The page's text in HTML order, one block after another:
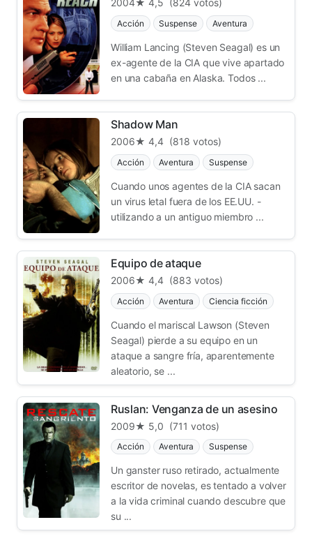
2004★ 4,5 (824 votos)
Acción Suspense Aventura
William Lancing (Steven Seagal) es un
ex-agente de la CIA que vive apartado
en una cabaña en Alaska. Todos ...
Shadow Man
2006★ 4,4 (818 votos)
Acción Aventura Suspense
Cuando unos agentes de la CIA sacan
un virus letal fuera de los EE.UU. -
utilizando a un antiguo miembro ...
Equipo de ataque
2006★ 4,4 (883 votos)
Acción Aventura Ciencia ficción
Cuando el mariscal Lawson (Steven
Seagal) pierde a su equipo en un
ataque a sangre fría, aparentemente
aleatorio, se ...
Ruslan: Venganza de un asesino
2009★ 5,0 (711 votos)
Acción Aventura Suspense
Un ganster ruso retirado, actualmente
escritor de novelas, es tentado a volver
a la vida criminal cuando descubre que
su ...